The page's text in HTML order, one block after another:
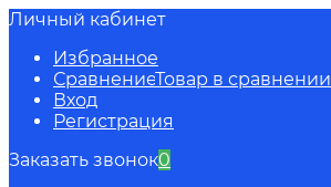
Личный кабинет
Избранное
СравнениеТовар в сравнении
Вход
Регистрация
Заказать звонок0